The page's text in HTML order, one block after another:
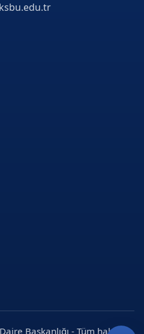
Başkanlığı - Tüm hakları